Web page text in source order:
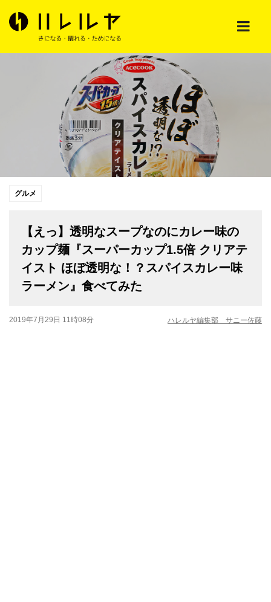
グルメ
【えっ】透明なスープなのにカレー味の
カップ麺『スーパーカップ1.5倍 クリアテ
イスト ほぼ透明な！？スパイスカレー味
ラーメン』食べてみた
2019年7月29日 11時08分 ハレルヤ編集部 サニー佐藤